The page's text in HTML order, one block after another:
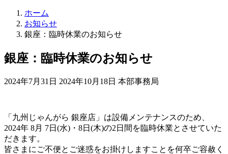
ホーム
お知らせ
銀座：臨時休業のお知らせ
銀座：臨時休業のお知らせ
2024年7月31日 最
新
日
時
:
2024年10月18日 本部事務局
「九州じゃんがら 銀座店」は設備メンテナンスのため、
2024年 8月 7日(水)・8日(木)の2日間を臨時休業とさせていた
だきます。
皆さまにご不便とご迷惑をお掛けしますことを何卒ご容赦く